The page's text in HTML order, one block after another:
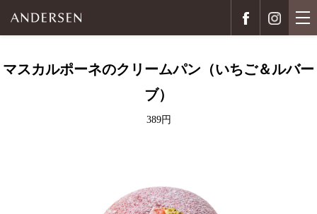
マスカルポーネのクリームパン（いちご＆ルバー
ブ）
389円